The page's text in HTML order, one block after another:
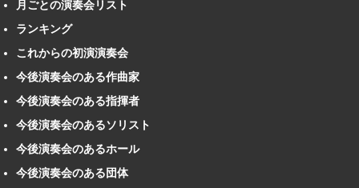
月ごとの演奏会リスト
ランキング
これからの初演演奏会
今後演奏会のある作曲家
今後演奏会のある指揮者
今後演奏会のあるソリスト
今後演奏会のあるホール
今後演奏会のある団体